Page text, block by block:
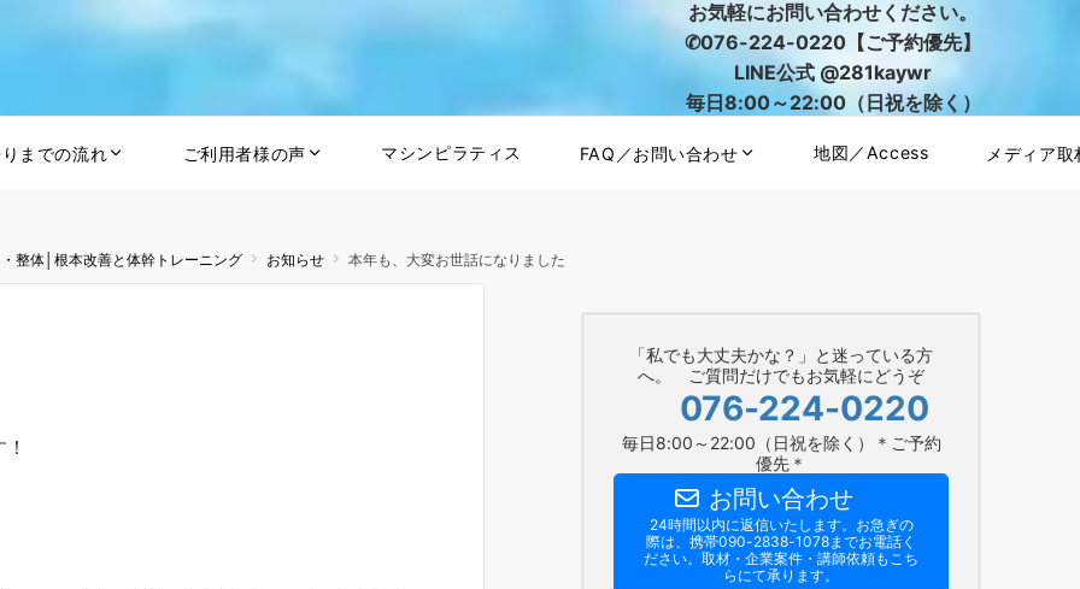
お気軽にお問い合わせください。
✆076-224-0220【ご予約優先】
LINE公式 @281kaywr
毎日8:00～22:00（日祝を除く）
までの流れ ご利用者様の声 マシンピラティス FAQ／お問い合わせ 地図／Access メディア取
整体│根本改善と体幹トレーニング お知らせ 本年も、大変お世話になりました
「私でも大丈夫かな？」と迷っている方
へ。 ご質問だけでもお気軽にどうぞ
076-224-0220
毎日8:00～22:00（日祝を除く）＊ご予約
優先＊
お問い合わせ
24時間以内に返信いたします。お急ぎの
際は、携帯090-2838-1078までお電話く
ださい。​取材・企業案件・講師依頼もこち
らにて承ります。